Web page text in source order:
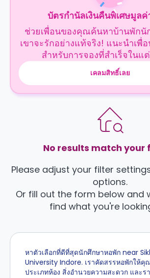
บัตรกำนัลเงินคืนพิเศษมูล
ช่วยเพื่อนของคุณค้นหาบ้านพักนั
เขาจะรักอย่างแท้จริง! แนะนำเพื่
สำหรับการจองที่สำเร็จในแ
เคลมสิทธิ์เลย
No results match your
Please adjust your filter
options.
Or fill out the form below and
find what you're
หาตัวเลือกที่ดีที่สุดนักศึกษาหอพัก near
University Indore. เราคัดสรรหอพักให้คุ
ประเภทห้อง สิ่งอำนวยความสะดวก และร